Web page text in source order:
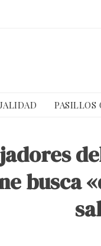
PASILLOS
busca